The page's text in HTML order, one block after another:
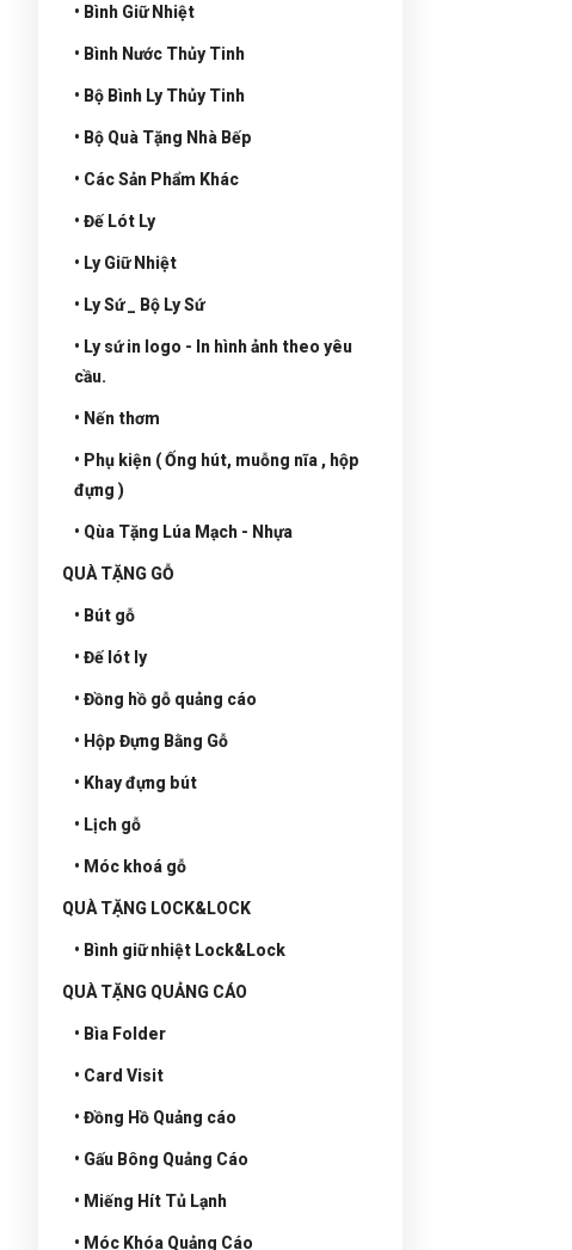
• Bình Giữ Nhiệt
• Bình Nước Thủy Tinh
• Bộ Bình Ly Thủy Tinh
• Bộ Quà Tặng Nhà Bếp
• Các Sản Phẩm Khác
• Đế Lót Ly
• Ly Giữ Nhiệt
• Ly Sứ _ Bộ Ly Sứ
• Ly sứ in logo - In hình ảnh theo yêu
cầu.
• Nến thơm
• Phụ kiện ( Ống hút, muỗng nĩa , hộp
đựng )
• Qùa Tặng Lúa Mạch - Nhựa
QUÀ TẶNG GỖ
• Bút gỗ
• Đế lót ly
• Đồng hồ gỗ quảng cáo
• Hộp Đựng Bằng Gỗ
• Khay đựng bút
• Lịch gỗ
• Móc khoá gỗ
QUÀ TẶNG LOCK&LOCK
• Bình giữ nhiệt Lock&Lock
QUÀ TẶNG QUẢNG CÁO
• Bìa Folder
• Card Visit
• Đồng Hồ Quảng cáo
• Gấu Bông Quảng Cáo
• Miếng Hít Tủ Lạnh
• Móc Khóa Quảng Cáo